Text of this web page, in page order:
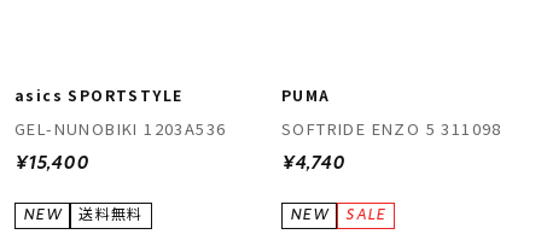
asics SPORTSTYLE
GEL-NUNOBIKI 1203A536
¥15,400
PUMA
SOFTRIDE ENZO 5 311098
¥4,740